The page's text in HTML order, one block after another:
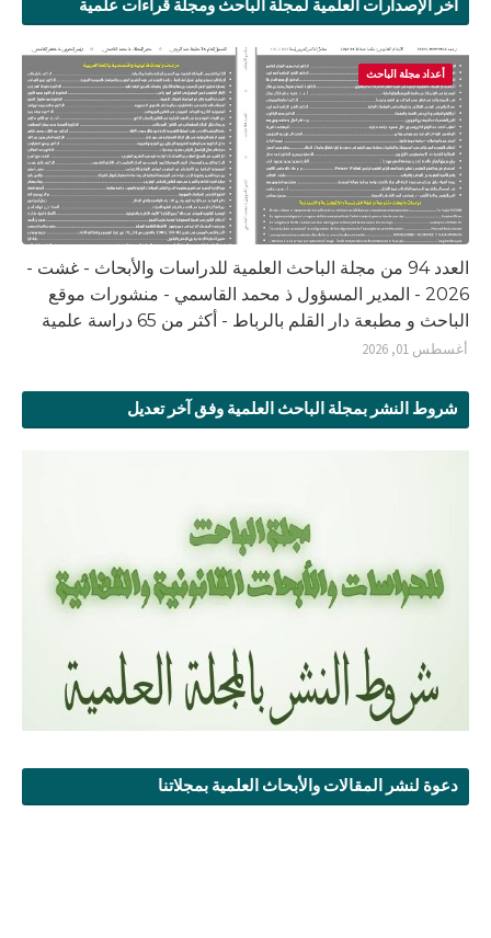
آخر الإصدارات العلمية لمجلة الباحث ومجلة قراءات علمية
أعداد مجلة الباحث
العدد 94 من مجلة الباحث العلمية للدراسات والأبحاث - غشت -
2026 - المدير المسؤول ذ محمد القاسمي - منشورات موقع
الباحث و مطبعة دار القلم بالرباط - أكثر من 65 دراسة علمية
أغسطس 01, 2026
شروط النشر بمجلة الباحث العلمية وفق آخر تعديل
دعوة لنشر المقالات والأبحاث العلمية بمجلاتنا